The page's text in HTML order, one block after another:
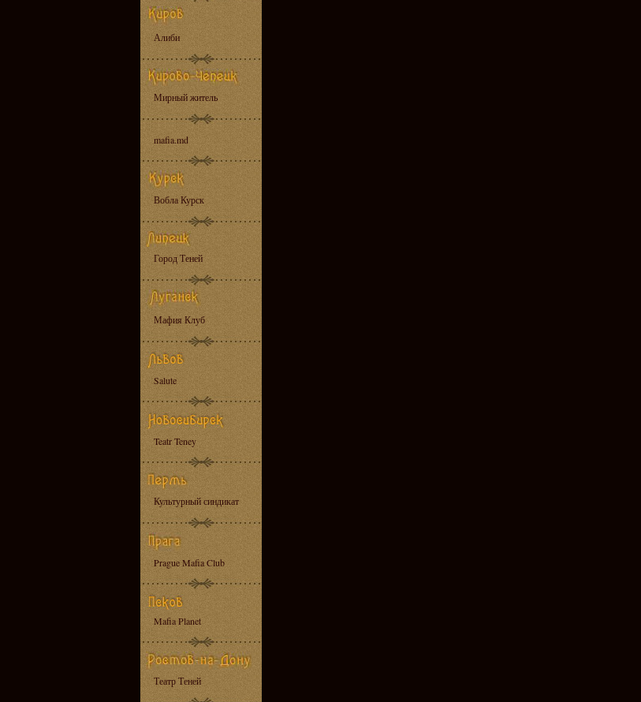
Алиби
Мирный житель
mafia.md
Вобла Курск
Город Теней
Мафия Клуб
Salute
Teatr Teney
Культурный синдикат
Prague Mafia Club
Mafia Planet
Театр Теней